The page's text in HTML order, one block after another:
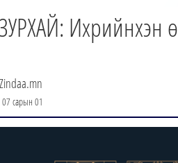
Ихрийнхэн
Zindaa.mn
сарын 01